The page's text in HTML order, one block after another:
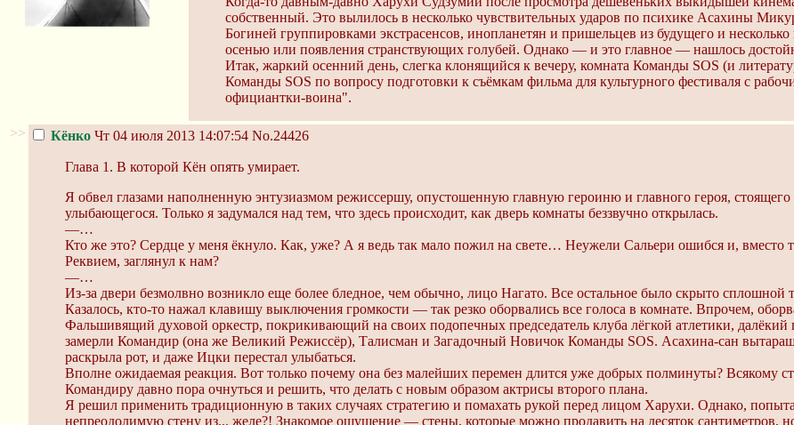
собственный. Это вылилось в несколько чувствительных ударов по психике Асахины
Богиней группировками экстрасенсов, инопланетян и пришельцев из будущего и
осенью или появления странствующих голубей. Однако — и это главное — нашлось
Итак, жаркий осенний день, слегка клонящийся к вечеру, комната Команды SOS (и
Команды SOS по вопросу подготовки к съёмкам фильма для культурного фестиваля с
официантки-воина".
>> Кёнко Чт 04 июля 2013 14:07:54 No.24426
Глава 1. В которой Кён опять умирает.
Я обвел глазами наполненную энтузиазмом режиссершу, опустошенную главную героиню и главного героя, стоящего
улыбающегося. Только я задумался над тем, что здесь происходит, как дверь комнаты беззвучно открылась.
—…
Кто же это? Сердце у меня ёкнуло. Как, уже? А я ведь так мало пожил на свете… Неужели Сальери ошибся и, вместо
Реквием, заглянул к нам?
—…
Из-за двери безмолвно возникло еще более бледное, чем обычно, лицо Нагато. Все остальное было скрыто сплошной
Казалось, кто-то нажал клавишу выключения громкости — так резко оборвались все голоса в комнате. Впрочем,
Фальшивящий духовой оркестр, покрикивающий на своих подопечных председатель клуба лёгкой атлетики,
замерли Командир (она же Великий Режиссёр), Талисман и Загадочный Новичок Команды SOS. Асахина-сан
раскрыла рот, и даже Ицки перестал улыбаться.
Вполне ожидаемая реакция. Вот только почему она без малейших перемен длится уже добрых полминуты? Всякому
Командиру давно пора очнуться и решить, что делать с новым образом актрисы второго плана.
Я решил применить традиционную в таких случаях стратегию и помахать рукой перед лицом Харухи. Однако,
непреодолимую стену из... желе?! Знакомое ощущение — стены, которые можно продавить на десяток сантиметров,